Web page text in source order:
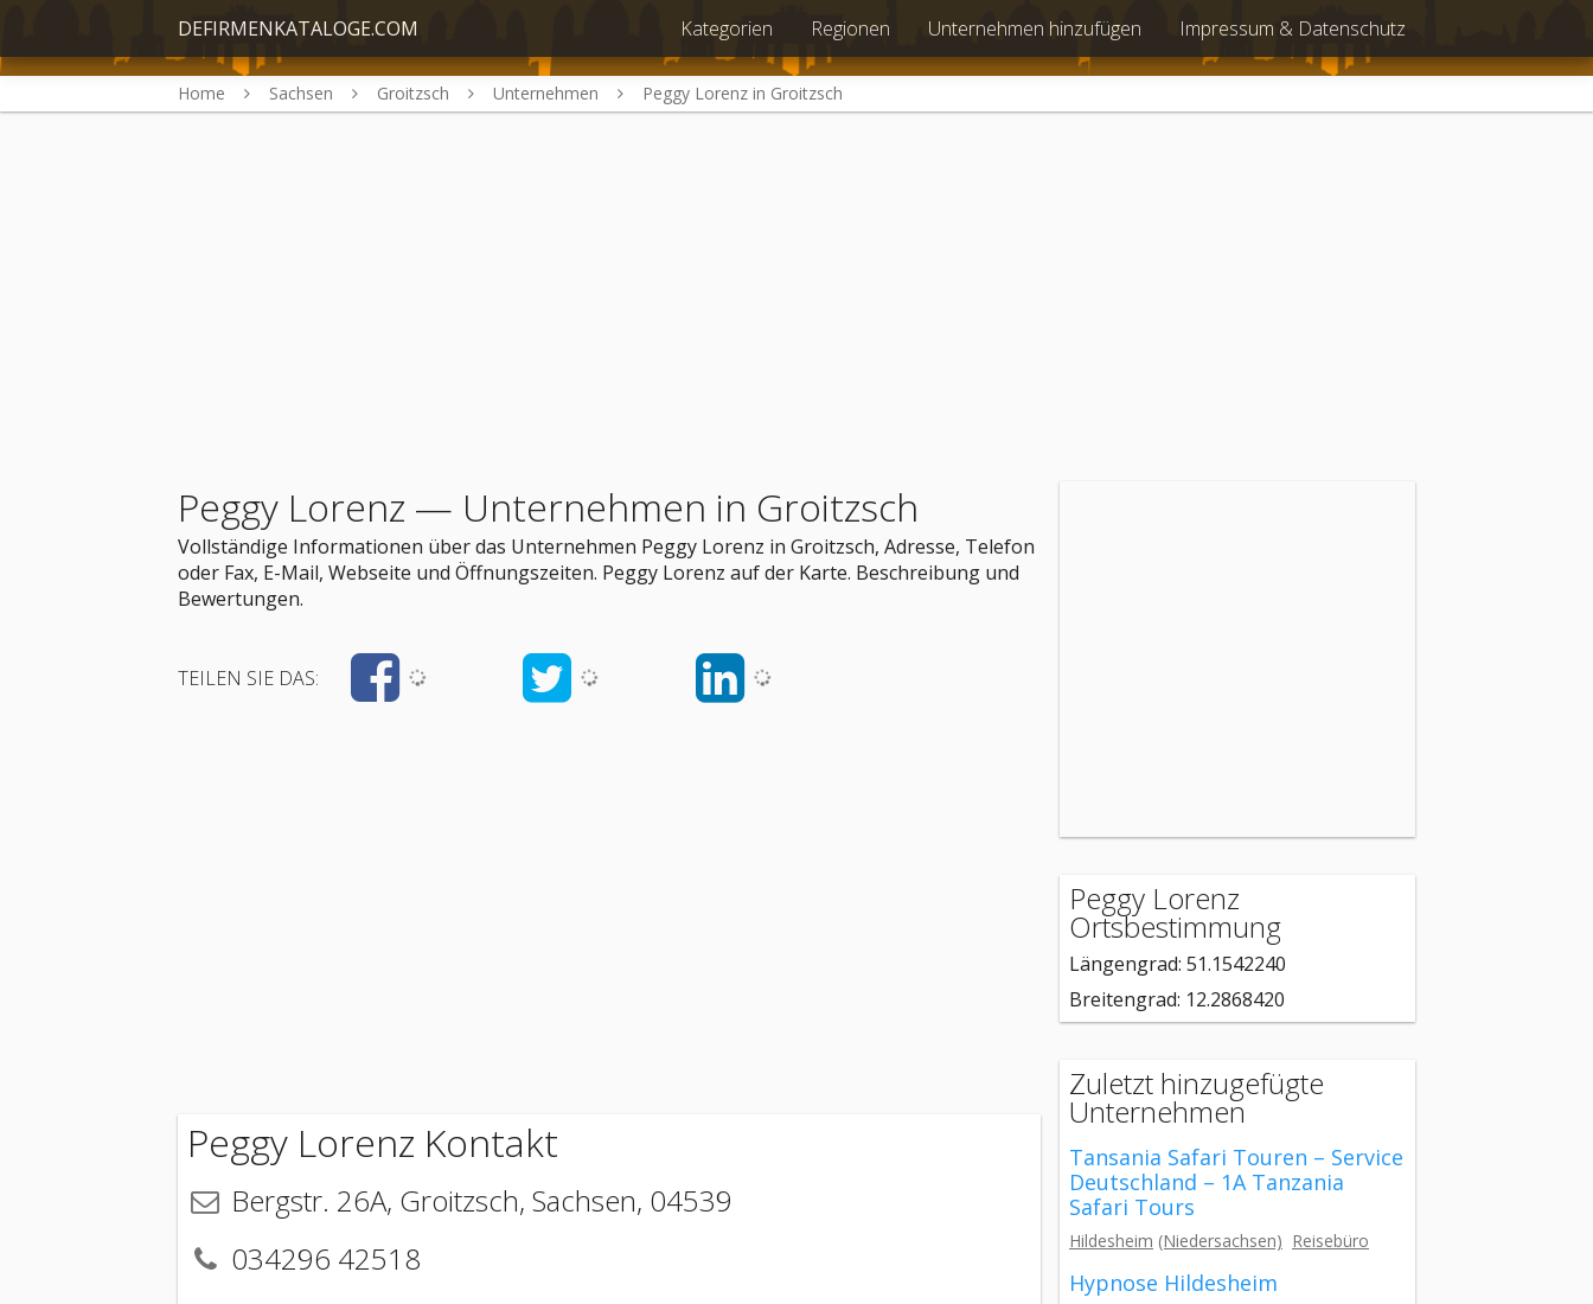
DEFIRMENKATALOGE.COM Kategorien Regionen Unternehmen hinzufügen Impressum & Datenschutz
Home Sachsen Groitzsch Unternehmen Peggy Lorenz in Groitzsch
Peggy Lorenz — Unternehmen in Groitzsch
Vollständige Informationen über das Unternehmen Peggy Lorenz in Groitzsch, Adresse, Telefon
oder Fax, E-Mail, Webseite und Öffnungszeiten. Peggy Lorenz auf der Karte. Beschreibung und
Bewertungen.
TEILEN SIE DAS:
Peggy Lorenz Kontakt
Bergstr. 26A, Groitzsch, Sachsen, 04539
034296 42518
Peggy Lorenz
Ortsbestimmung
Längengrad: 51.1542240
Breitengrad: 12.2868420
Zuletzt hinzugefügte
Unternehmen
Tansania Safari Touren – Service
Deutschland – 1A Tanzania
Safari Tours
Hildesheim (Niedersachsen) Reisebüro
Hypnose Hildesheim